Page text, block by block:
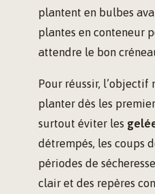
plantent en bulbes
plantes en conteneur
attendre le bon
Pour réussir, l’objectif
planter dès les
surtout éviter les
détrempés, les coups
périodes de
clair et des repères